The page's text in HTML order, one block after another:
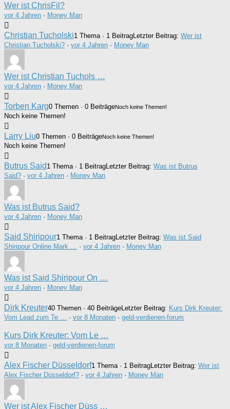
Wer ist ChrisFil?
vor 4 Jahren · Money Man
Christian Tucholski1 Thema · 1 BeitragLetzter Beitrag: Wer ist
Christian Tucholski? · vor 4 Jahren · Money Man
Wer ist Christian Tuchols …
vor 4 Jahren · Money Man
Torben Karg0 Themen · 0 BeiträgeNoch keine Themen!
Noch keine Themen!
Larry Liu0 Themen · 0 BeiträgeNoch keine Themen!
Noch keine Themen!
Butrus Said 1 Thema · 1 BeitragLetzter Beitrag: Was ist Butrus
Said? · vor 4 Jahren · Money Man
Was ist Butrus Said?
vor 4 Jahren · Money Man
Said Shiripour1 Thema · 1 BeitragLetzter Beitrag: Was ist Said
Shiripour Online Mark …
· vor 4 Jahren · Money Man
Was ist Said Shiripour On …
vor 4 Jahren · Money Man
Dirk Kreuter40 Themen · 40 BeiträgeLetzter Beitrag: Kurs Dirk Kreuter:
Vom Lead zum Te …
· vor 8 Monaten · geld-verdienen-forum
Kurs Dirk Kreuter: Vom Le …
vor 8 Monaten · geld-verdienen-forum
Alex Fischer Düsseldorf1 Thema · 1 BeitragLetzter Beitrag: Wer ist
Alex Fischer Düsseldorf? · vor 4 Jahren · Money Man
Wer ist Alex Fischer Düss …